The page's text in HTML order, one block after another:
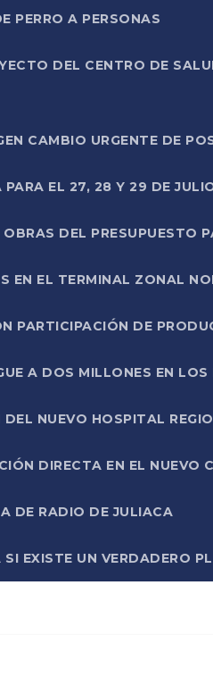
PERRO A PERSONAS
DEL CENTRO DE
CAMBIO URGENTE DE
EL 27, 28 Y 29 DE
DEL PRESUPUESTO
EN EL TERMINAL ZONAL
PARTICIPACIÓN DE
A DOS MILLONES EN LOS
NUEVO HOSPITAL
DIRECTA EN EL NUEVO
DE RADIO DE JULIACA
EXISTE UN VERDADERO